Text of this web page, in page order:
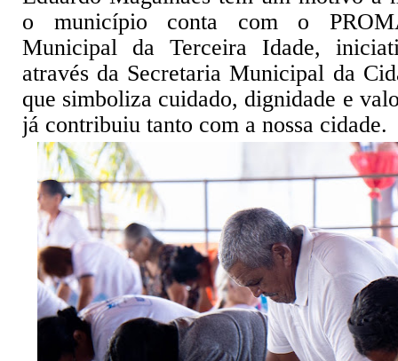
o município conta com o
Municipal da Terceira Idade,
através da Secretaria Municipal da
que simboliza cuidado, dignidade e
já contribuiu tanto com a nossa cidade.